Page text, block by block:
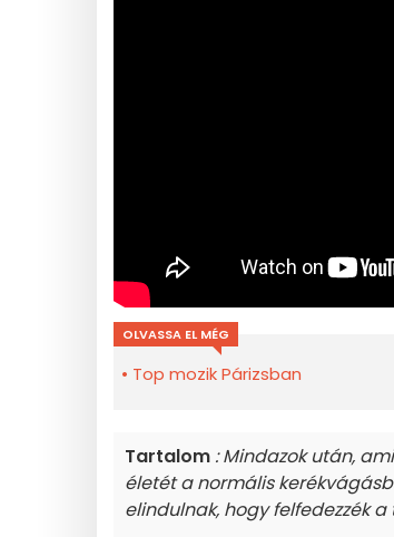
OLVASSA EL MÉG
Top mozik Párizsban
Tartalom : Mindazok után,
életét a normális
elindulnak, hogy felfedezzék